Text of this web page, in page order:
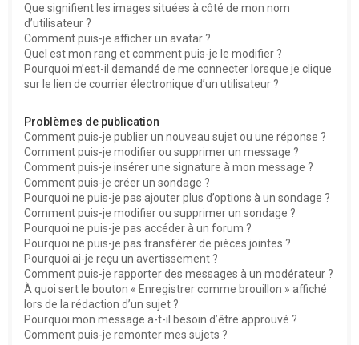
Que signifient les images situées à côté de mon nom
d’utilisateur ?
Comment puis-je afficher un avatar ?
Quel est mon rang et comment puis-je le modifier ?
Pourquoi m’est-il demandé de me connecter lorsque je clique
sur le lien de courrier électronique d’un utilisateur ?
Problèmes de publication
Comment puis-je publier un nouveau sujet ou une réponse ?
Comment puis-je modifier ou supprimer un message ?
Comment puis-je insérer une signature à mon message ?
Comment puis-je créer un sondage ?
Pourquoi ne puis-je pas ajouter plus d’options à un sondage ?
Comment puis-je modifier ou supprimer un sondage ?
Pourquoi ne puis-je pas accéder à un forum ?
Pourquoi ne puis-je pas transférer de pièces jointes ?
Pourquoi ai-je reçu un avertissement ?
Comment puis-je rapporter des messages à un modérateur ?
À quoi sert le bouton « Enregistrer comme brouillon » affiché
lors de la rédaction d’un sujet ?
Pourquoi mon message a-t-il besoin d’être approuvé ?
Comment puis-je remonter mes sujets ?